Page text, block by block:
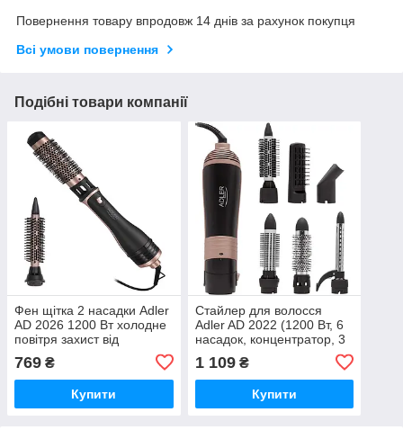
Повернення товару впродовж 14 днів за рахунок покупця
Всі умови повернення
Подібні товари компанії
Фен щітка 2 насадки Adler
AD 2026 1200 Вт холодне
повітря захист від
769 ₴
Купити
Стайлер для волосся
Adler AD 2022 (1200 Вт, 6
насадок, концентратор, 3
температурних режими,
чорний)
1 109₴
Купити